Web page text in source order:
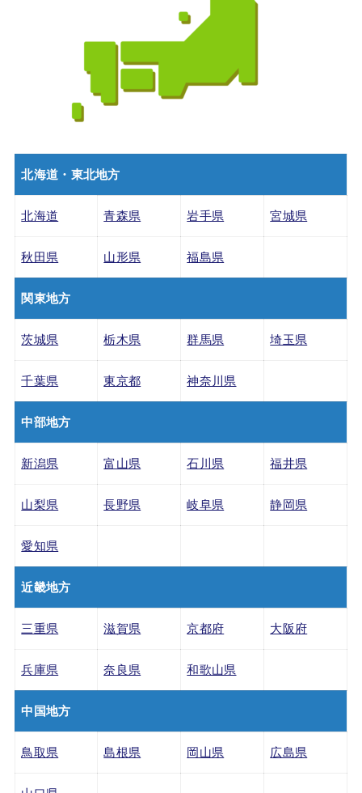
北海道・東北地方
北海道 青森県 岩手県 宮城県
秋田県 山形県 福島県
関東地方
茨城県 栃木県 群馬県 埼玉県
千葉県 東京都 神奈川県
中部地方
新潟県 富山県 石川県 福井県
山梨県 長野県 岐阜県 静岡県
愛知県
近畿地方
三重県 滋賀県 京都府 大阪府
兵庫県 奈良県 和歌山県
中国地方
鳥取県 島根県 岡山県 広島県